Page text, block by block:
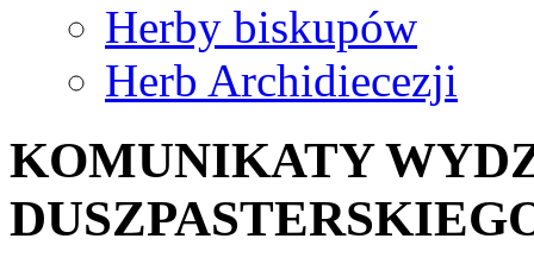
Herby biskupów
Herb Archidiecezji
KOMUNIKATY